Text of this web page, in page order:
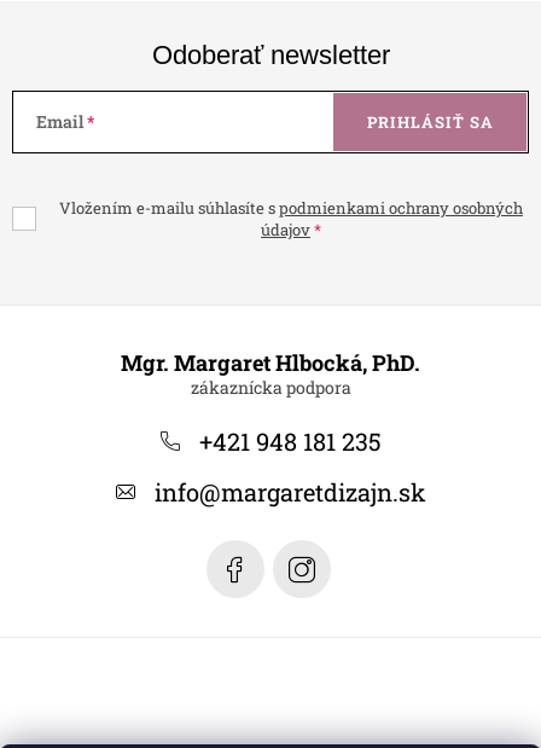
Odoberať newsletter
Email
Vložením e-mailu súhlasíte spodmienkami ochrany osobných
údajov
PRIHLÁSIŤ SA
Mgr. Margaret Hlbocká, PhD.
+421 948 181 235
info@margaretdizajn.sk